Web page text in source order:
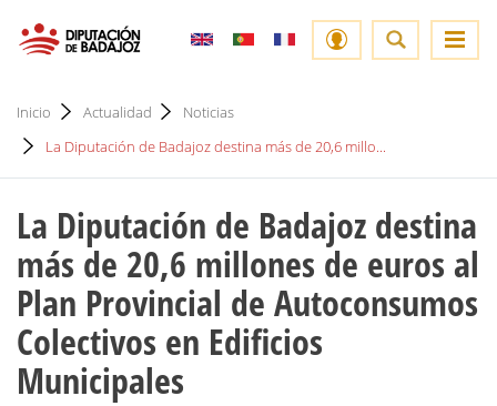
Inicio Actualidad
Noticias
La Diputación de Badajoz destina más de 20,6 millo...
La Diputación de Badajoz destina
más de 20,6 millones de euros al
Plan Provincial de Autoconsumos
Colectivos en Edificios
Municipales